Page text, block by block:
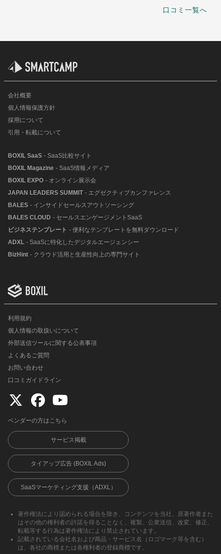
口コミ一覧へ
会社概要
個人情報保護方針
採用について
引用・転載について
BOXIL SaaS - SaaS比較サイト
BOXIL Magazine - SaaS情報メディア
BOXIL EXPO - オンライン展示会
JAPAN LEADERS SUMMIT - エグゼクティブカンファレンス
BALES - インサイドセールスアウトソーシング
BALES CLOUD - セールスエンゲージメントSaaS
ビジネステンプレート - 便利なテンプレートを無料ダウンロード
ADXL - SaaSに特化したデジタルエージェンシー
BizHint - クラウド活用と生産性向上の専門サイト
利用規約
個人情報の取扱いについて
外部送信ツールに関する公表事項
よくあるご質問
お問い合わせ
口コミガイドライン
ベンダーの方はこちら
サービス掲載
タイアップ広告 (BOXIL Ads)
SaaSマーケティング支援（ADXL）
著作権法により認められる場合を除き、コンテンツを当社、原著作者また
はその他の権利者の許諾を得ることなく、複製、公衆送信、改変、修正、
転載等する行為は著作権法により禁止されています。
記載されている会社名および商品・サービス名（ロゴマーク等を含む）
は、各社の商標または各権利者の登録商標です。